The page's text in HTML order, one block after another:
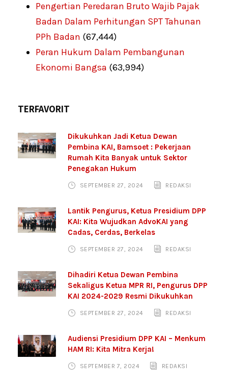
Pengertian Peredaran Bruto Wajib Pajak
Badan Dalam Perhitungan SPT Tahunan
PPh Badan (67,444)
Peran Hukum Dalam Pembangunan
Ekonomi Bangsa (63,994)
TERFAVORIT
Dikukuhkan Jadi Ketua Dewan
Pembina KAI, Bamsoet : Pekerjaan
Rumah Kita Banyak untuk Sektor
Penegakan Hukum
SEPTEMBER 27, 2024 REDAKSI
Lantik Pengurus, Ketua Presidium DPP
KAI: Kita Wujudkan AdvoKAI yang
Cadas, Cerdas, Berkelas
SEPTEMBER 27, 2024 REDAKSI
Dihadiri Ketua Dewan Pembina
Sekaligus Ketua MPR RI, Pengurus DPP
KAI 2024-2029 Resmi Dikukuhkan
SEPTEMBER 27, 2024 REDAKSI
Audiensi Presidium DPP KAI – Menkum
HAM RI: Kita Mitra Kerja!
SEPTEMBER 7, 2024 REDAKSI